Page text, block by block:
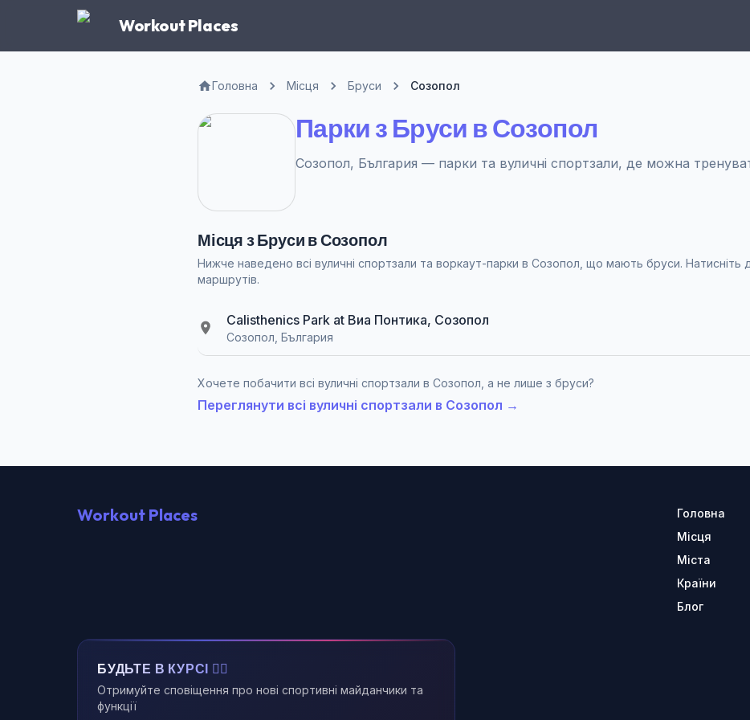
Workout Places
Головна Місця Бруси Созопол
Парки з Бруси в Созопол
Созопол, България — парки та вуличні спортзали, де можна
Місця з Бруси в Созопол
Нижче наведено всі вуличні спортзали та воркаут-парки в Созопол, що мають бруси. Натисніть
маршрутів.
Calisthenics Park at Виа Понтика, Созопол
Созопол, България
Хочете побачити всі вуличні спортзали в Созопол, а не лише з бруси?
Переглянути всі вуличні спортзали в Созопол →
Workout Places
Головна
Місця
Міста
Країни
Блог
БУДЬТЕ В КУРСІ 🏃‍♂️
Отримуйте сповіщення про нові спортивні майданчики та
функції